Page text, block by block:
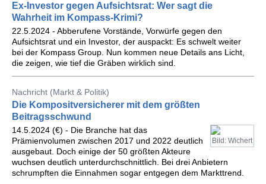
Ex-Investor gegen Aufsichtsrat: Wer sagt die
Wahrheit im Kompass-Krimi?
22.5.2024 - Abberufene Vorstände, Vorwürfe gegen den
Aufsichtsrat und ein Investor, der auspackt: Es schwelt weiter
bei der Kompass Group. Nun kommen neue Details ans Licht,
die zeigen, wie tief die Gräben wirklich sind.
Nachricht (Markt & Politik)
Die Kompositversicherer mit dem größten
Beitragsschwund
Bild: Wichert
14.5.2024 (€) - Die Branche hat das
Prämienvolumen zwischen 2017 und 2022 deutlich
ausgebaut. Doch einige der 50 größten Akteure
wuchsen deutlich unterdurchschnittlich. Bei drei Anbietern
schrumpften die Einnahmen sogar entgegen dem Markttrend.